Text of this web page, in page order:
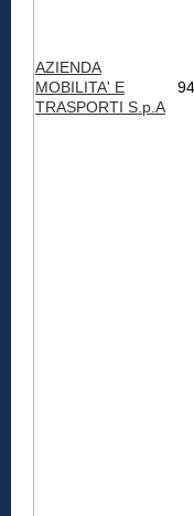
AZIENDA
MOBILITA' E
TRASPORTI S.p.A